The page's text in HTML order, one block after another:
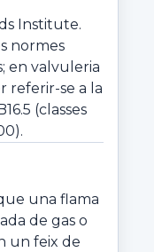
Institute.
normes
en valvuleria
referir-se a la
(classes
una flama
de gas o
un feix de